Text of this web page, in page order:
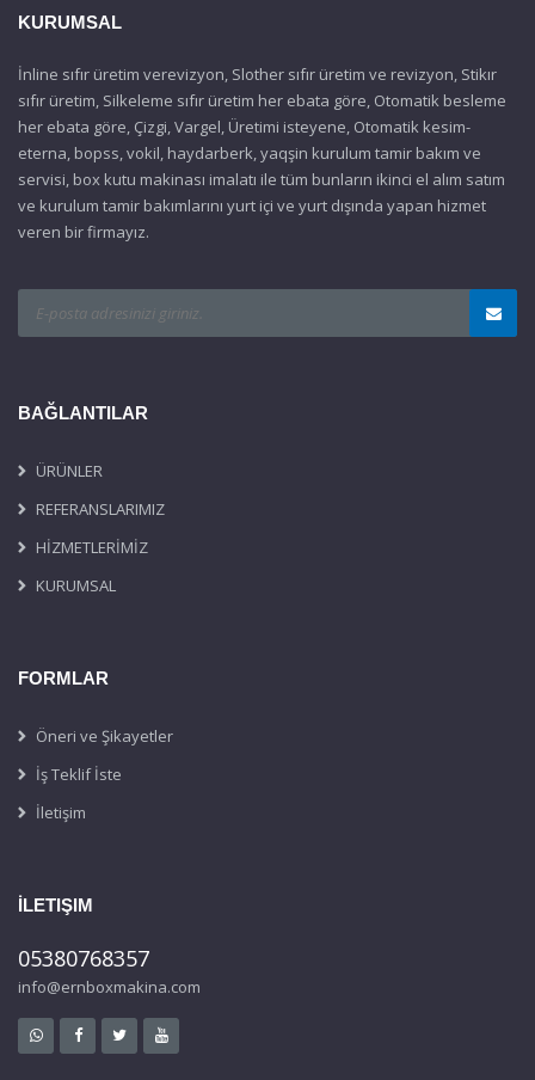
KURUMSAL
İnline sıfır üretim verevizyon, Slother sıfır üretim ve revizyon, Stikır
sıfır üretim, Silkeleme sıfır üretim her ebata göre, Otomatik besleme
her ebata göre, Çizgi, Vargel, Üretimi isteyene, Otomatik kesim-
eterna, bopss, vokil, haydarberk, yaqşin kurulum tamir bakım ve
servisi, box kutu makinası imalatı ile tüm bunların ikinci el alım satım
ve kurulum tamir bakımlarını yurt içi ve yurt dışında yapan hizmet
veren bir firmayız.
BAĞLANTILAR
ÜRÜNLER
REFERANSLARIMIZ
HİZMETLERİMİZ
KURUMSAL
FORMLAR
Öneri ve Şikayetler
İş Teklif İste
İletişim
İLETIŞIM
05380768357
info@ernboxmakina.com